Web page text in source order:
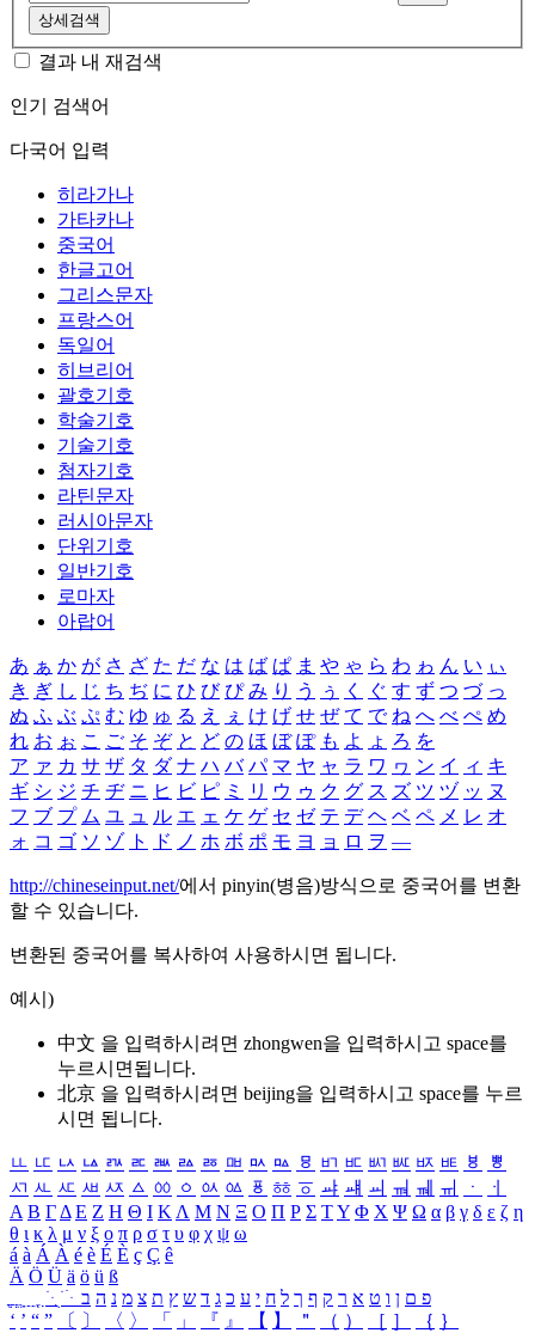
상세검색
결과 내 재검색
인기 검색어
다국어 입력
히라가나
가타카나
중국어
한글고어
그리스문자
프랑스어
독일어
히브리어
괄호기호
학술기호
기술기호
첨자기호
라틴문자
러시아문자
단위기호
일반기호
로마자
아랍어
あ ぁ か が さ ざ た だ な は ば ぱ ま や ゃ ら わ ゎ ん い ぃ
き ぎ し じ ち ぢ に ひ び ぴ み り う ぅ く ぐ す ず つ づ っ
ぬ ふ ぶ ぷ む ゆ ゅ る え ぇ け げ せ ぜ て で ね へ べ ぺ め
れ お ぉ こ ご そ ぞ と ど の ほ ぼ ぽ も よ ょ ろ を
ア ァ カ サ ザ タ ダ ナ ハ バ パ マ ヤ ャ ラ ワ ヮ ン イ ィ キ
ギ シ ジ チ ヂ ニ ヒ ビ ピ ミ リ ウ ゥ ク グ ス ズ ツ ヅ ッ ヌ
フ ブ プ ム ユ ュ ル エ ェ ケ ゲ セ ゼ テ デ ヘ ベ ペ メ レ オ
ォ コ ゴ ソ ゾ ト ド ノ ホ ボ ポ モ ヨ ョ ロ ヲ ―
http://chineseinput.net/에서 pinyin(병음)방식으로 중국어를 변환
할 수 있습니다.
변환된 중국어를 복사하여 사용하시면 됩니다.
예시)
中文 을 입력하시려면 zhongwen을 입력하시고 space를
누르시면됩니다.
北京 을 입력하시려면 beijing을 입력하시고 space를 누르
시면 됩니다.
ㅥ ㅦ ㅧ ㅨ ㅩ ㅪ ㅫ ㅬ ㅭ ㅮ ㅯ ㅰ ㅱ ㅲ ㅳ ㅴ ㅵ ㅶ ㅷ ㅸ
ㅹ
ㅺ ㅻ ㅼ ㅽ ㅾ ㅿ ㆀ ㆁ ㆂ ㆃ ㆄ ㆅ ㆆ ㆇ ㆈ ㆉ ㆊ ㆋ ㆌ ㆍ
ㆎ
Α Β ΓΔ Ε Ζ Η Θ Ι ΚΛ Μ Ν Ξ Ο Π Ρ Σ ΤΥ Φ Χ Ψ Ω α β γ δ ε ζ η
θ ι κ λ μ ν ξ ο π ρ σ τ υ φ χ ψ ω
á à Á À é è É È ç Ç ê
Ä Ö Ü ä ö ü ß
ִֶֹ ֻּ ׁׂ פ ם ן ו ט א ר ק ף ך ל ח י ע כ ג ד ש ץ ת צ מ נ ה ב
‘ ’ “ ” 〔 〕 〈 〉 「 」 『 』 【 】 ＂ （ ） ［ ］ ｛ ｝